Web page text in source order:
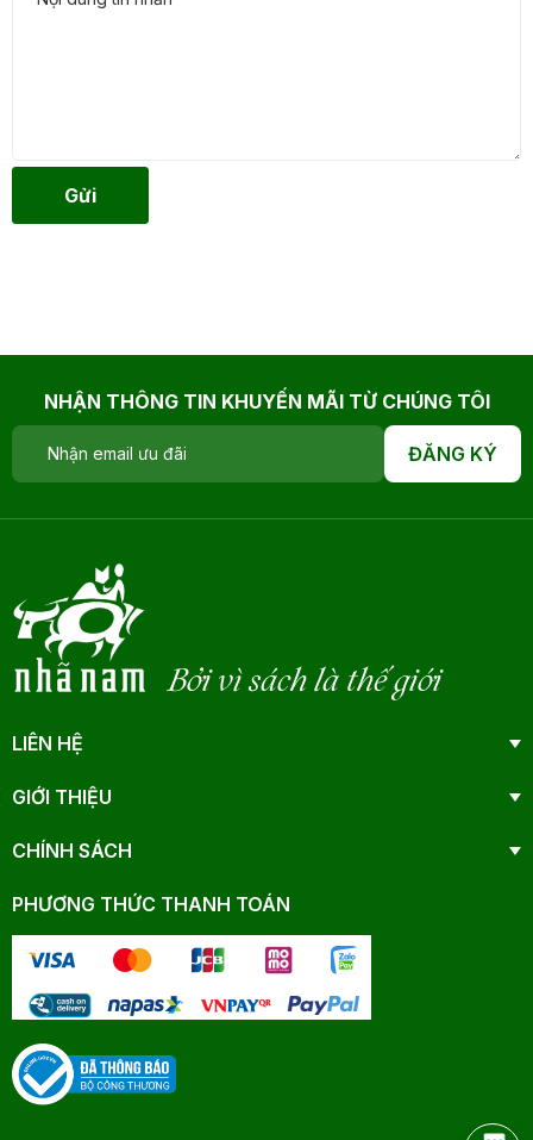
Gửi
NHẬN THÔNG TIN KHUYẾN MÃI TỪ CHÚNG TÔI
ĐĂNG KÝ
Bởi vì sách là thế giới
LIÊN HỆ
GIỚI THIỆU
CHÍNH SÁCH
PHƯƠNG THỨC THANH TOÁN